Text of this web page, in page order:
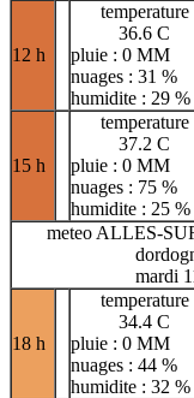
12 h
temperature
36.6 C
pluie : 0 MM
nuages : 31 %
humidite : 29 %
15 h
temperature
37.2 C
pluie : 0 MM
nuages : 75 %
humidite : 25 %
meteo ALLES-
mardi
18 h
temperature
34.4 C
pluie : 0 MM
nuages : 44 %
humidite : 32 %